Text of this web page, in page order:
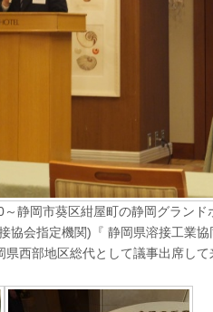
静岡市葵区紺屋町の静岡グランド
協会指定機関)『 静岡県溶接工業協
西部地区総代として議事出席して